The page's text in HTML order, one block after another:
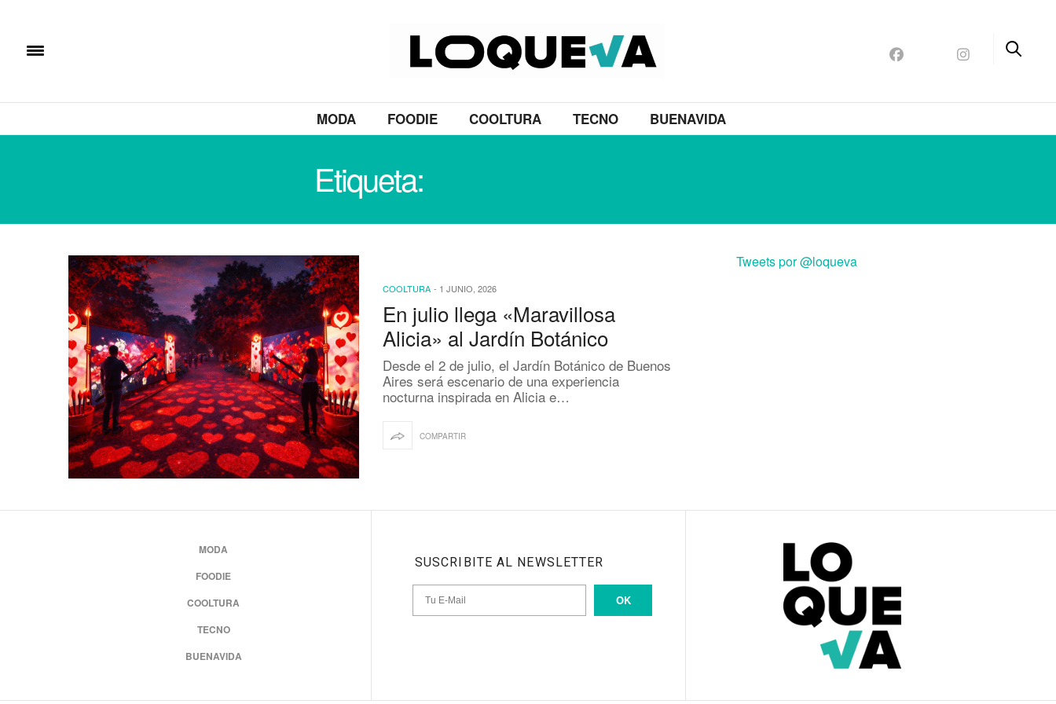
MODA FOODIE COOLTURA TECNO BUENAVIDA
Etiqueta:
COOLTURA - 1 JUNIO, 2026
En julio llega «Maravillosa
Alicia» al Jardín Botánico
Desde el 2 de julio, el Jardín Botánico de Buenos
Aires será escenario de una experiencia
nocturna inspirada en Alicia e…
COMPARTIR
Tweets por @loqueva
MODA
FOODIE
COOLTURA
TECNO
BUENAVIDA
SUSCRIBITE AL NEWSLETTER
OK